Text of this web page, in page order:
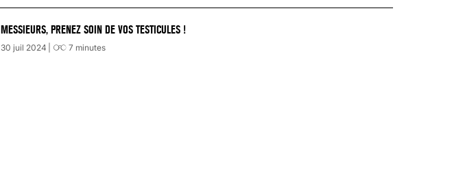
MESSIEURS, PRENEZ SOIN DE VOS TESTICULES !
30 juil 2024 7 minutes